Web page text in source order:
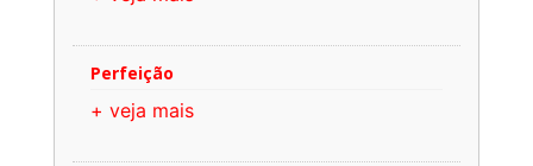
Perfeição
+ veja mais